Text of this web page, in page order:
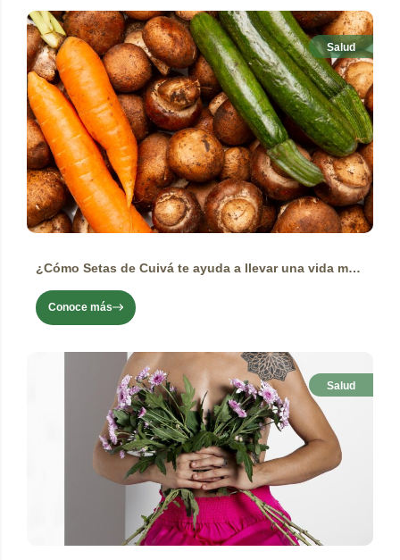
Salud
¿Cómo Setas de Cuivá te ayuda a llevar una vida más equilibrada?
Conoce más
Salud